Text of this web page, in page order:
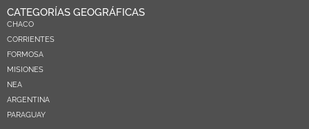
CATEGORÍAS GEOGRÁFICAS
CHACO
CORRIENTES
FORMOSA
MISIONES
NEA
ARGENTINA
PARAGUAY